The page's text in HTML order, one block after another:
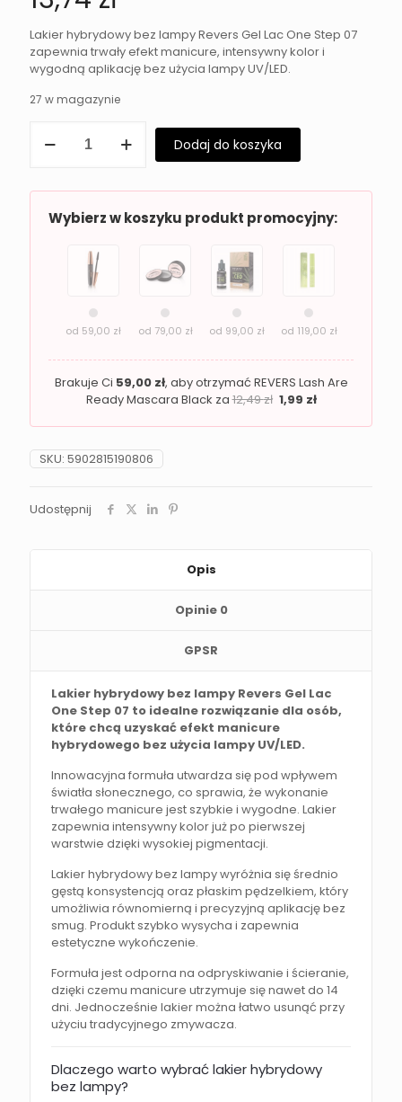
Lakier hybrydowy bez lampy Revers Gel Lac One Step 07
zapewnia trwały efekt manicure, intensywny kolor i
wygodną aplikację bez użycia lampy UV/LED.
27 w magazynie
Lakier
lampy
Revers
Dodaj do koszyka
Wybierz w koszyku produkt promocyjny:
od 59,00 zł od 79,00 zł od 99,00 zł od 119,00 zł
Brakuje Ci 59,00 zł, aby otrzymać REVERS Lash Are
Ready Mascara Black za12,49zł 1,99 zł
SKU: 5902815190806
Udostępnij
Opis
Opinie 0
GPSR
Lakier hybrydowy bez lampy Revers Gel Lac
One Step 07 to idealne rozwiązanie dla osób,
które chcą uzyskać efekt manicure
hybrydowego bez użycia lampy UV/LED.
Innowacyjna formuła utwardza się pod wpływem
światła słonecznego, co sprawia, że wykonanie
trwałego manicure jest szybkie i wygodne. Lakier
zapewnia intensywny kolor już po pierwszej
warstwie dzięki wysokiej pigmentacji.
Lakier hybrydowy bez lampy wyróżnia się średnio
gęstą konsystencją oraz płaskim pędzelkiem, który
umożliwia równomierną i precyzyjną aplikację bez
smug. Produkt szybko wysycha i zapewnia
estetyczne wykończenie.
Formuła jest odporna na odpryskiwanie i ścieranie,
dzięki czemu manicure utrzymuje się nawet do 14
dni. Jednocześnie lakier można łatwo usunąć przy
użyciu tradycyjnego zmywacza.
Dlaczego warto wybrać lakier hybrydowy
bez lampy?